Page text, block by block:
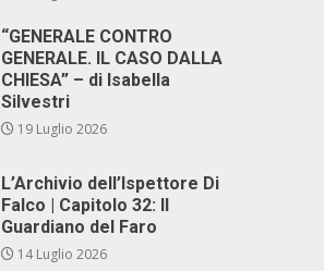
“GENERALE CONTRO
GENERALE. IL CASO DALLA
CHIESA” – di Isabella
Silvestri
19 Luglio 2026
L’Archivio dell’Ispettore Di
Falco | Capitolo 32: Il
Guardiano del Faro
14 Luglio 2026